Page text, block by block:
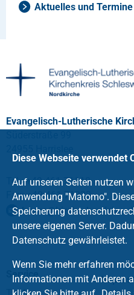
Aktuelles und Termine
Evangelisch-Lutherische
Tel.: +49 461 71110
Fax: +49 461 71222
buero@kirche-harrislee.
Service
Diese Webseite verwendet
Auf unseren Seiten nutzen
Anwendung "Matomo".
Speicherung
unsere eigenen Server.
Datenschutz gewährleistet.
Wenn Sie mehr erfahren
Informationen mit Anderen